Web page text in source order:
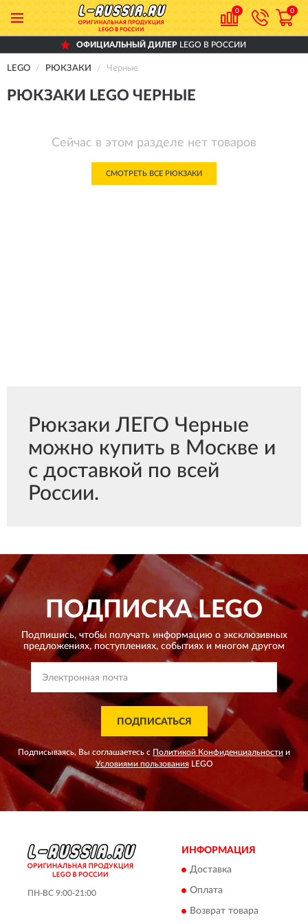
0 0
ОФИЦИАЛЬНЫЙ ДИЛЕР LEGO В РОССИИ
LEGO РЮКЗАКИ Черные
РЮКЗАКИ LEGO ЧЕРНЫЕ
Сейчас в этом разделе нет товаров
СМОТРЕТЬ ВСЕ РЮКЗАКИ
Рюкзаки ЛЕГО Черные
можно купить в Москве и
с доставкой по всей
России.
ПОДПИСКАLEGO
Подпишись, чтобы получать информацию о эксклюзивных
предложениях, поступлениях, событиях и многом другом
ПОДПИСАТЬСЯ
Подписываясь, Вы соглашаетесь с Политикой Конфиденциальности и
Условиями пользованияLEGO
ПН-ВС 9:00-21:00
ИНФОРМАЦИЯ
Доставка
Оплата
Возврат товара